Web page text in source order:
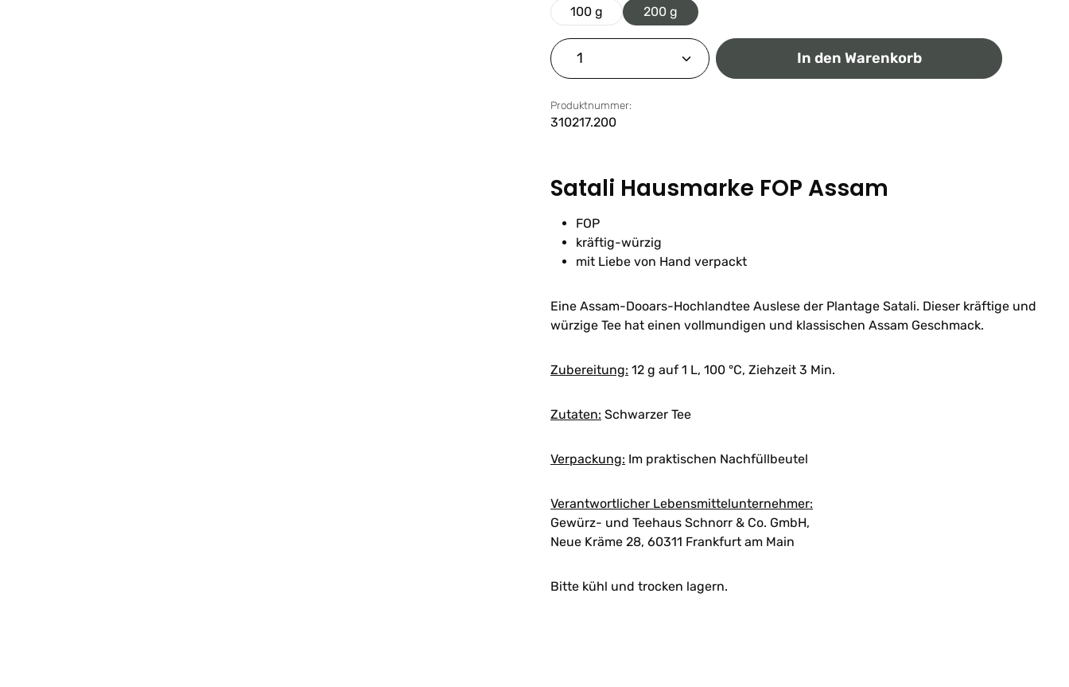
100 g
200 g
Produkt Anzahl: Gib den gewünschten Wert ein oder
In den Warenkorb
Produktnummer:
310217.200
Satali Hausmarke FOP Assam
FOP
kräftig-würzig
mit Liebe von Hand verpackt
Eine Assam-Dooars-Hochlandtee Auslese der Plantage Satali. Dieser kräftige und
würzige Tee hat einen vollmundigen und klassischen Assam Geschmack.
Zubereitung: 12 g auf 1 L, 100 °C, Ziehzeit 3 Min.
Zutaten: Schwarzer Tee
Verpackung: Im praktischen Nachfüllbeutel
Verantwortlicher Lebensmittelunternehmer:
Gewürz- und Teehaus Schnorr & Co. GmbH,
Neue Kräme 28, 60311 Frankfurt am Main
Bitte kühl und trocken lagern.